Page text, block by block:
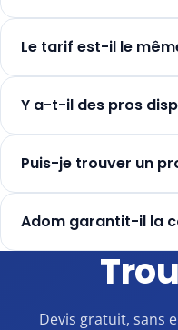
Le tarif est-il le
Y a-t-il des pros
Puis-je trouver un
Adom garantit-il la
Devis gratuit, sans